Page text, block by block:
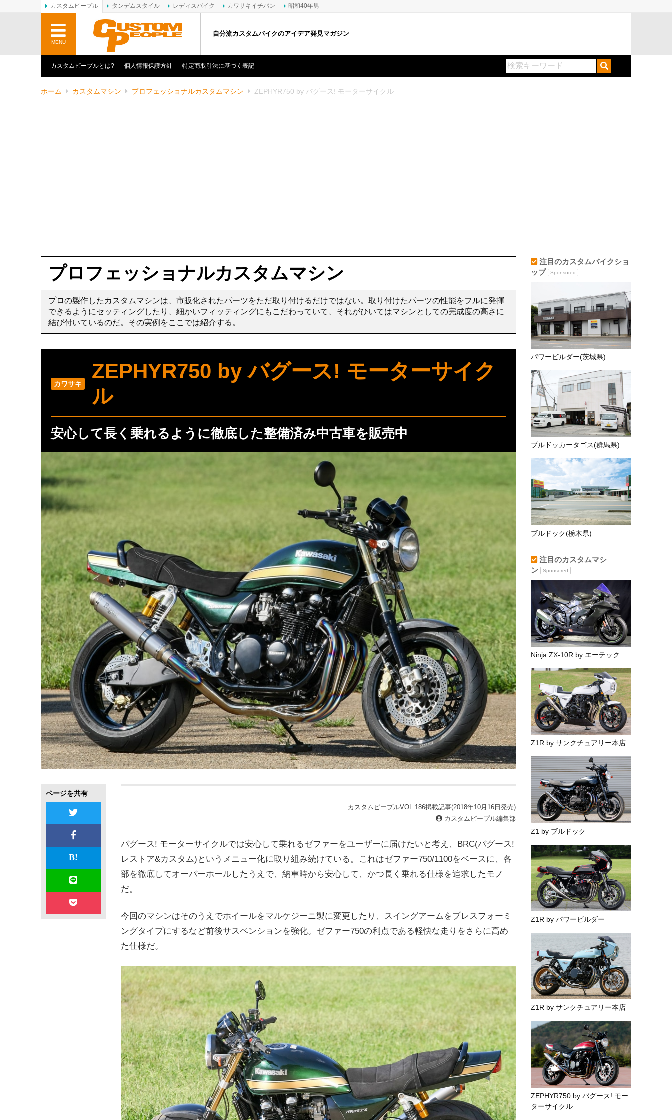
カスタムピープルとは? 個人情報保護方針 特定商取引法に基づく表記
ホーム カスタムマシン プロフェッショナルカスタムマシン ZEPHYR750 by バグース! モーターサイクル
プロフェッショナルカスタムマシン
プロの製作したカスタムマシンは、市販化されたパーツをただ取り付けるだけではない。取り付けたパーツの性能をフルに発揮
できるようにセッティングしたり、細かいフィッティングにもこだわっていて、それがひいてはマシンとしての完成度の高さに
結び付いているのだ。その実例をここでは紹介する。
カワサキ
ZEPHYR750 by バグース! モーターサイク
ル
安心して長く乗れるように徹底した整備済み中古車を販売中
ページを共有
カスタムピープルVOL.186掲載記事(2018年10月16日発売)
カスタムピープル編集部
バグース! モーターサイクルでは安心して乗れるゼファーをユーザーに届けたいと考え、BRC(バグース!
レストア&カスタム)というメニュー化に取り組み続けている。これはゼファー750/1100をベースに、各
部を徹底してオーバーホールしたうえで、納車時から安心して、かつ長く乗れる仕様を追求したモノ
だ。
今回のマシンはそのうえでホイールをマルケジーニ製に変更したり、スイングアームをプレスフォーミ
ングタイプにするなど前後サスペンションを強化。ゼファー750の利点である軽快な走りをさらに高め
た仕様だ。
注目のカスタムバイクショ
ップ
Sponsored
パワービルダー(茨城県)
ブルドッカータゴス(群馬県)
ブルドック(栃木県)
注目のカスタムマシ
ン
Sponsored
Ninja ZX-10R by エーテック
Z1R by サンクチュアリー本店
Z1 by ブルドック
Z1R by パワービルダー
Z1R by サンクチュアリー本店
ZEPHYR750 by バグース! モー
ターサイクル
カスタムピープル タンデムスタイル レディスバイク カワサキイチバン 昭和40年男
MENU
自分流カスタムバイクのアイデア発見マガジン